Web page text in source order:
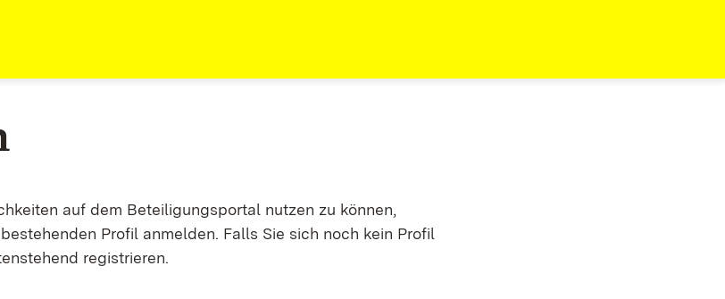
auf dem Beteiligungsportal nutzen zu können,
Profil anmelden. Falls Sie sich noch kein Profil
registrieren.